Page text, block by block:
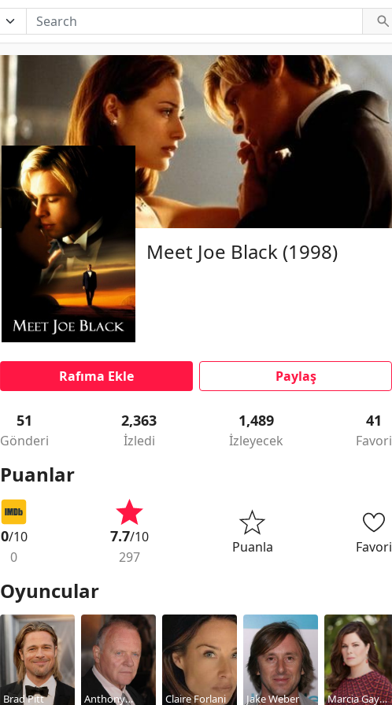
Meet Joe Black (1998)
Rafıma Ekle Paylaş
51
Gönderi
2,363
İzledi
1,489
İzleyecek
41
Favori
Puanlar
0/10
0
7.7/10
297
Puanla Favori
Oyuncular
Brad Pitt Anthony Claire Forlani Jake Weber Marcia Gay